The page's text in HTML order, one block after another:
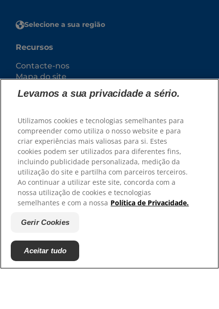
Selecione a sua região
Recursos
Contacte-nos
Mapa do site
Hill’s Vet
Trabalhe connosco
Associações com que colaboramos
© 2025 Hill's Pet Nutrition, Inc.
Exceto indicação específica em contrário, a
utilização do símbolo de marca comercial "™" neste
Levamos a sua privacidade a sério.
Utilizamos cookies e tecnologias semelhantes para
compreender como utiliza o nosso website e para
criar experiências mais valiosas para si. Estes
cookies podem ser utilizados para diferentes fins,
incluindo publicidade personalizada, medição da
utilização do site e partilha com parceiros terceiros.
Ao continuar a utilizar este site, concorda com a
nossa utilização de cookies e tecnologias
semelhantes e com a nossa Política de Privacidade.
Gerir Cookies
Aceitar tudo